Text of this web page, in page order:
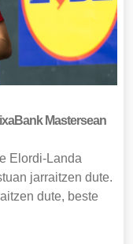
Mastersean
Elordi-Landa
jarraitzen dute.
dute, beste